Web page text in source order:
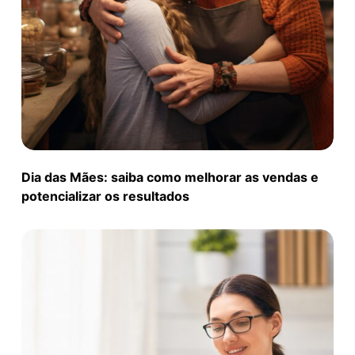
Dia das Mães: saiba como melhorar as vendas e
potencializar os resultados